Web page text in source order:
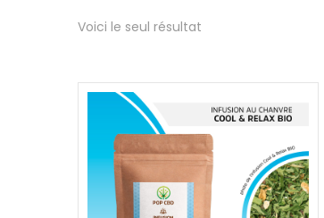
Voici le seul résultat